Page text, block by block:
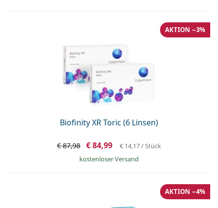
Biofinity XR Toric (6 Linsen)
AKTION −3%
€ 87,98 € 84,99 € 14,17/ Stück
kostenloser Versand
AKTION −4%